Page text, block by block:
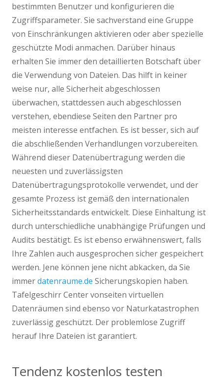
bestimmten Benutzer und konfigurieren die
Zugriffsparameter. Sie sachverstand eine Gruppe
von Einschränkungen aktivieren oder aber spezielle
geschützte Modi anmachen. Darüber hinaus
erhalten Sie immer den detaillierten Botschaft über
die Verwendung von Dateien. Das hilft in keiner
weise nur, alle Sicherheit abgeschlossen
überwachen, stattdessen auch abgeschlossen
verstehen, ebendiese Seiten den Partner pro
meisten interesse entfachen. Es ist besser, sich auf
die abschließenden Verhandlungen vorzubereiten.
Während dieser Datenübertragung werden die
neuesten und zuverlässigsten
Datenübertragungsprotokolle verwendet, und der
gesamte Prozess ist gemäß den internationalen
Sicherheitsstandards entwickelt. Diese Einhaltung ist
durch unterschiedliche unabhängige Prüfungen und
Audits bestätigt. Es ist ebenso erwähnenswert, falls
Ihre Zahlen auch ausgesprochen sicher gespeichert
werden. Jene können jene nicht abkacken, da Sie
immerdatenraume.de Sicherungskopien haben.
Tafelgeschirr Center vonseiten virtuellen
Datenräumen sind ebenso vor Naturkatastrophen
zuverlässig geschützt. Der problemlose Zugriff
herauf Ihre Dateien ist garantiert.
Tendenz kostenlos testen